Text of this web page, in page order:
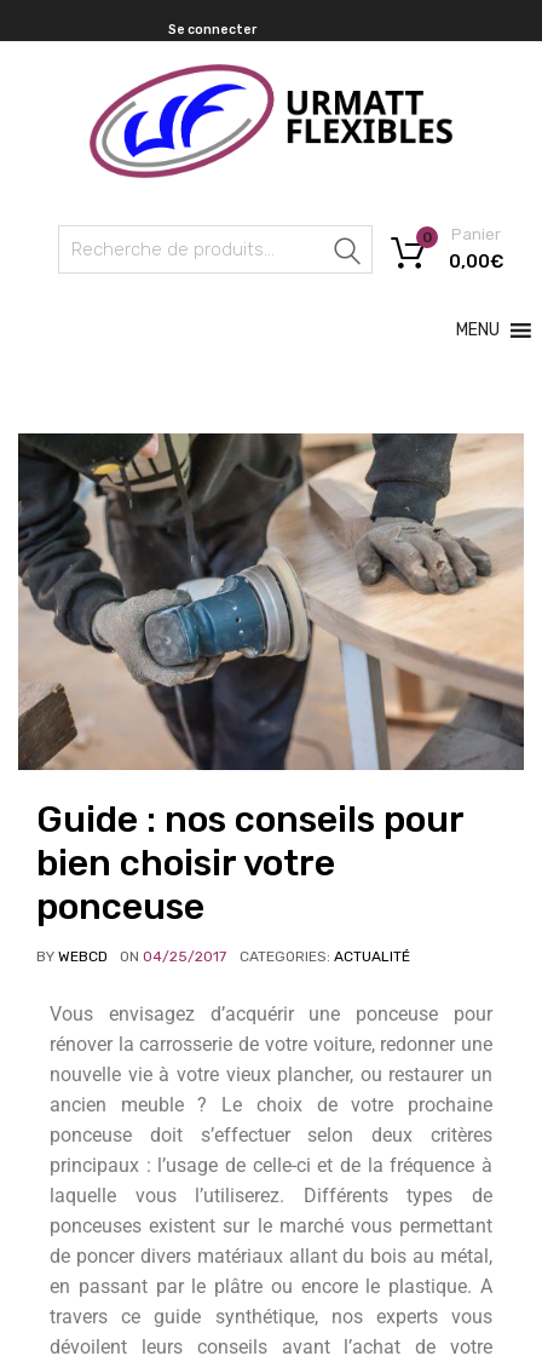
Se connecter
Recherche
Panier
0,00€
0
MENU
Guide : nos conseils pour
bien choisir votre
ponceuse
BY WEBCD ON 04/25/2017 CATEGORIES: ACTUALITÉ
Vous envisagez d’acquérir une ponceuse pour
rénover la carrosserie de votre voiture, redonner une
nouvelle vie à votre vieux plancher, ou restaurer un
ancien meuble ? Le choix de votre prochaine
ponceuse doit s’effectuer selon deux critères
principaux : l’usage de celle-ci et de la fréquence à
laquelle vous l’utiliserez. Différents types de
ponceuses existent sur le marché vous permettant
de poncer divers matériaux allant du bois au métal,
en passant par le plâtre ou encore le plastique. A
travers ce guide synthétique, nos experts vous
dévoilent leurs conseils avant l’achat de votre